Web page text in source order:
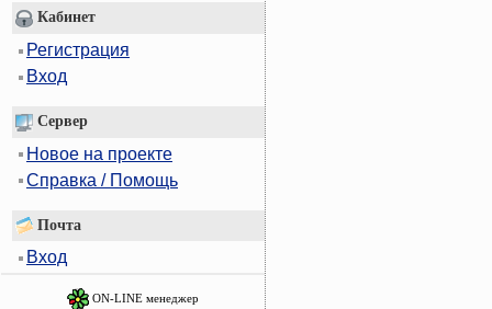
Кабинет
Регистрация
Вход
Сервер
Новое на проекте
Справка / Помощь
Почта
Вход
ON-LINE менеджер